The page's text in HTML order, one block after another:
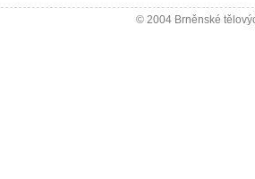
© 2004 Brněnské